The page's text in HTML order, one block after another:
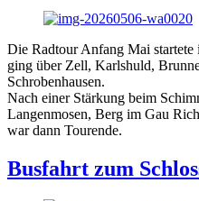
Die Radtour Anfang Mai
ging über Zell, Karlshuld,
Schrobenhausen.
Nach einer Stärkung beim
Langenmosen, Berg im Gau
war dann Tourende.
Busfahrt zum